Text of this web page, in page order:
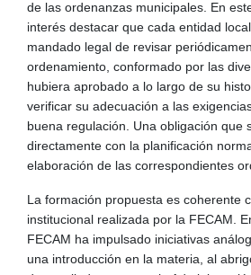
de las ordenanzas municipales. En
interés destacar que cada entidad
mandado legal de revisar
ordenamiento, conformado por las
hubiera aprobado a lo largo de su
verificar su adecuación a las
buena regulación. Una obligación que
directamente con la planificación
elaboración de las correspondientes
La formación propuesta es coherente
institucional realizada por la FECAM.
FECAM ha impulsado iniciativas
una introducción en la materia, al